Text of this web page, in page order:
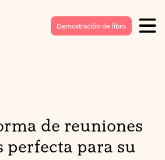
Demostración de libro
de reuniones
perfecta para su